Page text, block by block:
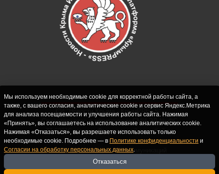
СИ "Новости Крыма - КрымPRESS".
Свидетельство о регистрации СМИ ЭЛ № ФС
77-62916 выдано Федеральной службой по
надзору в сфере связи, информационных
технологий и массовых коммуникаций
(Роскомнадзор) 10.09.2015. Учредитель и
главный редактор: Крутских С.М. Почта:
Мы используем необходимые cookie для корректной работы сайта, а
также, с вашего согласия, аналитические cookie и сервис Яндекс.Метрика
для анализа посещаемости и улучшения работы сайта. Нажимая
«Принять», вы соглашаетесь на использование аналитических cookie.
Нажимая «Отказаться», вы разрешаете использовать только
необходимые cookie. Подробнее — в Политике конфиденциальности и
Согласии на обработку персональных данных.
Отказаться